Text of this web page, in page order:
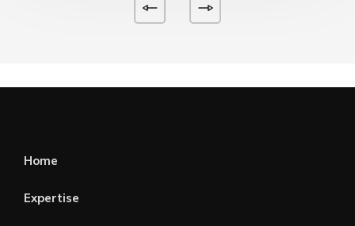
Home
Expertise